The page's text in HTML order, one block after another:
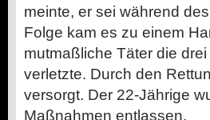
meinte, er sei während
Folge kam es zu einem
mutmaßliche Täter die
verletzte. Durch den
versorgt. Der 22-Jährige
Maßnahmen entlassen.